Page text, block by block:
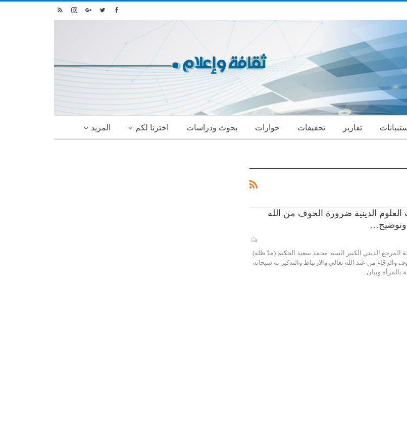
تقارير تحقيقات حوارات بحوث ودراسات اخترنا لكم المزيد
العلوم الدينية ضرورة الخوف من الله
وتوضيح…
الديني الكبير السيد محمد سعيد الحكيم (مدّ ظله)
والرجّاء من عند الله تعالى والارتباط والتذكير به سبحانه
بالمرأة وبيان…